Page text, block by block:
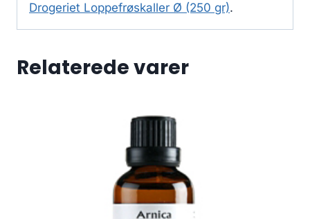
Drogeriet Loppefrøskaller Ø (250 gr).
Relaterede varer